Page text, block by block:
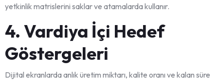
yetkinlik matrislerini saklar ve atamalarda kullanır.
4. Vardiya İçi Hedef
Göstergeleri
Dijital ekranlarda anlık üretim miktarı, kalite oranı ve kalan süre